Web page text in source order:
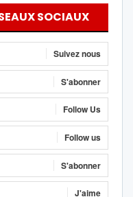
SOCIAUX
Suivez nous
S'abonner
Follow Us
Follow us
S'abonner
J'aime